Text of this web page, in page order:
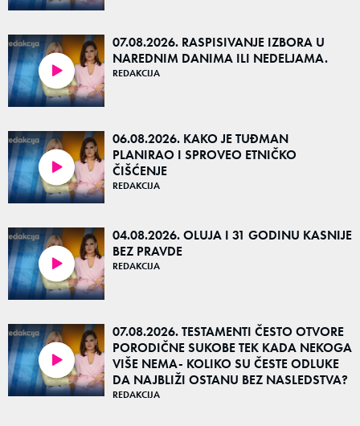
07.08.2026. RASPISIVANJE IZBORA U
NAREDNIM DANIMA ILI NEDELJAMA.
REDAKCIJA
06.08.2026. KAKO JE TUĐMAN
PLANIRAO I SPROVEO ETNIČKO
ČIŠĆENJE
REDAKCIJA
04.08.2026. OLUJA I 31 GODINU KASNIJE
BEZ PRAVDE
REDAKCIJA
07.08.2026. TESTAMENTI ČESTO OTVORE
PORODIČNE SUKOBE TEK KADA NEKOGA
VIŠE NEMA- KOLIKO SU ČESTE ODLUKE
DA NAJBLIŽI OSTANU BEZ NASLEDSTVA?
REDAKCIJA